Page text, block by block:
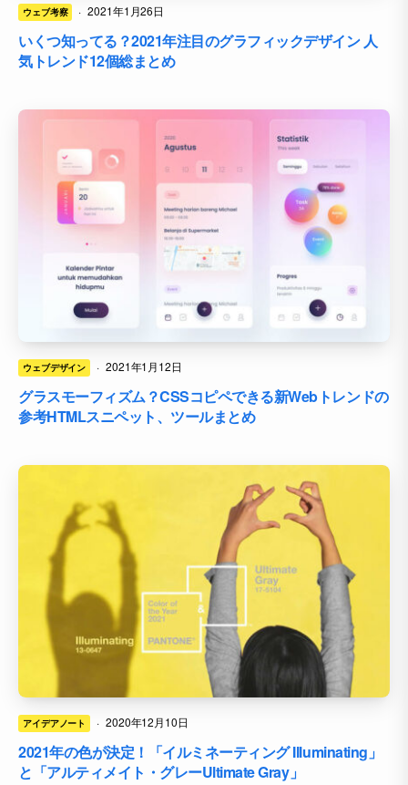
ウェブ考察 · 2021年1月26日
いくつ知ってる？2021年注目のグラフィックデザイン 人
気トレンド12個総まとめ
ウェブデザイン · 2021年1月12日
グラスモーフィズム？CSSコピペできる新Webトレンドの
参考HTMLスニペット、ツールまとめ
アイデアノート · 2020年12月10日
2021年の色が決定！「イルミネーティング Illuminating」
と「アルティメイト・グレーUltimate Gray」